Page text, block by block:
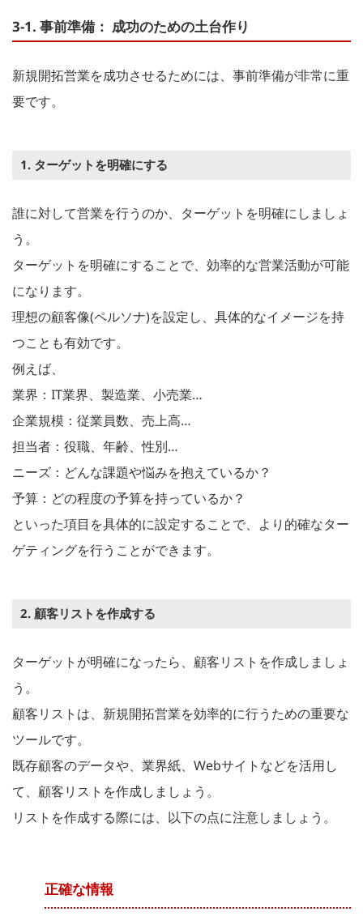
3-1. 事前準備： 成功のための土台作り
新規開拓営業を成功させるためには、事前準備が非常に重
要です。
1. ターゲットを明確にする
誰に対して営業を行うのか、ターゲットを明確にしましょ
う。
ターゲットを明確にすることで、効率的な営業活動が可能
になります。
理想の顧客像(ペルソナ)を設定し、具体的なイメージを持
つことも有効です。
例えば、
業界：IT業界、製造業、小売業…
企業規模：従業員数、売上高…
担当者：役職、年齢、性別…
ニーズ：どんな課題や悩みを抱えているか？
予算：どの程度の予算を持っているか？
といった項目を具体的に設定することで、より的確なター
ゲティングを行うことができます。
2. 顧客リストを作成する
ターゲットが明確になったら、顧客リストを作成しましょ
う。
顧客リストは、新規開拓営業を効率的に行うための重要な
ツールです。
既存顧客のデータや、業界紙、Webサイトなどを活用し
て、顧客リストを作成しましょう。
リストを作成する際には、以下の点に注意しましょう。
正確な情報